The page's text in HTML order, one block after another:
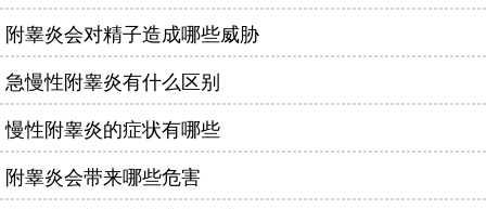
附睾炎会对精子造成哪些威胁
急慢性附睾炎有什么区别
慢性附睾炎的症状有哪些
附睾炎会带来哪些危害